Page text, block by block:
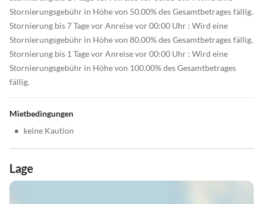
Stornierungsgebühr in Höhe von 50.00% des Gesamtbetrages fällig.
Stornierung bis 7 Tage vor Anreise vor 00:00 Uhr : Wird eine
Stornierungsgebühr in Höhe von 80.00% des Gesamtbetrages fällig.
Stornierung bis 1 Tage vor Anreise vor 00:00 Uhr : Wird eine
Stornierungsgebühr in Höhe von 100.00% des Gesamtbetrages
fällig.
Mietbedingungen
• keine Kaution
Lage